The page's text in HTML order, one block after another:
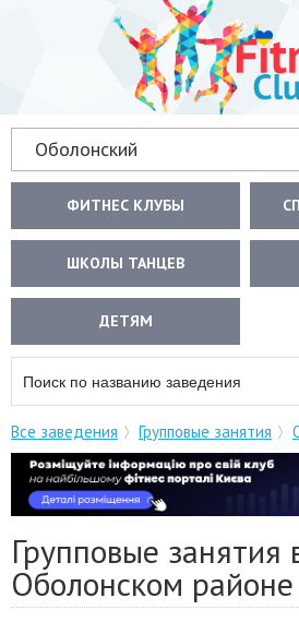
Оболонский
ФИТНЕС КЛУБЫ
ШКОЛЫ ТАНЦЕВ
ДЕТЯМ
Все заведения Групповые занятия
Групповые занятия
Оболонском районе